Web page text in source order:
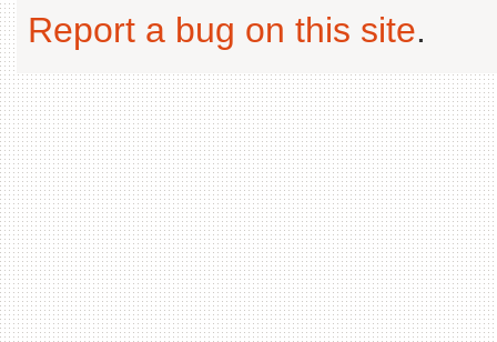
Report a bug on this site.